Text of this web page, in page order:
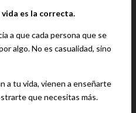
vida es la correcta.
a que cada persona que se
algo. No es casualidad, sino
a tu vida, vienen a enseñarte
que necesitas más.